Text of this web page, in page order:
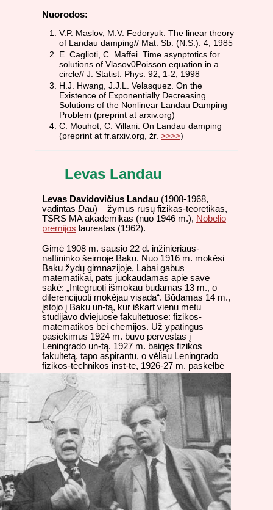
Nuorodos:
V.P. Maslov, M.V. Fedoryuk. The linear theory
of Landau damping// Mat. Sb. (N.S.). 4, 1985
E. Caglioti, C. Maffei. Time asynptotics for
solutions of Vlasov0Poisson equation in a
circle// J. Statist. Phys. 92, 1-2, 1998
H.J. Hwang, J.J.L. Velasquez. On the
Existence of Exponentially Decreasing
Solutions of the Nonlinear Landau Damping
Problem (preprint at arxiv.org)
C. Mouhot, C. Villani. On Landau damping
(preprint at fr.arxiv.org, žr. >>>>)
Levas Landau
Levas Davidovičius Landau (1908-1968,
vadintas Dau) – žymus rusų fizikas-teoretikas,
TSRS MA akademikas (nuo 1946 m.), Nobelio
premijos laureatas (1962).
Gimė 1908 m. sausio 22 d. inžinieriaus-
naftininko šeimoje Baku. Nuo 1916 m. mokėsi
Baku žydų gimnazijoje, Labai gabus
matematikai, pats juokaudamas apie save
sakė: „Integruoti išmokau būdamas 13 m., o
diferencijuoti mokėjau visada“. Būdamas 14 m.,
įstojo į Baku un-tą, kur iškart vienu metu
studijavo dviejuose fakultetuose: fizikos-
matematikos bei chemijos. Už ypatingus
pasiekimus 1924 m. buvo pervestas į
Leningrado un-tą. 1927 m. baigęs fizikos
fakultetą, tapo aspirantu, o vėliau Leningrado
fizikos-technikos inst-te, 1926-27 m. paskelbė